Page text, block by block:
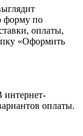
форму по
оплаты,
«Оформить
интернет-
оплаты.